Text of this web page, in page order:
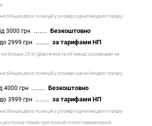
більше двох позицій у розмірі однієї моделі товару
3000 грн .......Безкоштовно
до 2999 грн .......за тарифами НП
більше 20 кг (фактична та об'ємна), розмірами не
більше двох позицій у розмірі однієї моделі товару
4000 грн .......Безкоштовно
до 3999 грн .......за тарифами НП
більше двох позицій у розмірі однієї моделі товару
тільки при повній оплаті замовлення